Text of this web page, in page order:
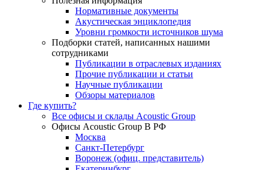
Нормативные документы
Акустическая энциклопедия
Уровни громкости источников шума
Подборки статей, написанных нашими
сотрудниками
Публикации в отраслевых изданиях
Прочие публикации и статьи
Научные публикации
Обзоры материалов
Где купить?
Все офисы и склады Acoustic Group
Офисы Acoustic Group В РФ
Москва
Санкт-Петербург
Воронеж (офиц. представитель)